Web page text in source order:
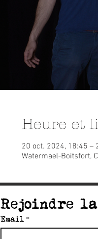
Heure et
20 oct. 2024, 18:45 –
Watermael-Boitsfort,
Rejoindre
Email *